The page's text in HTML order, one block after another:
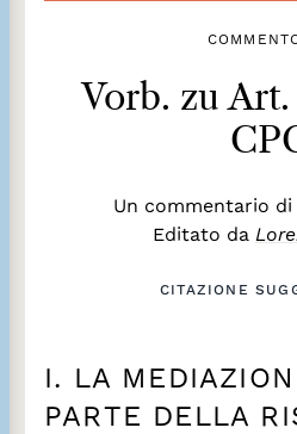
Vorb. zu Art.
Un commentario di
Editato da
CITAZIONE
I. LA
PARTE DELLA